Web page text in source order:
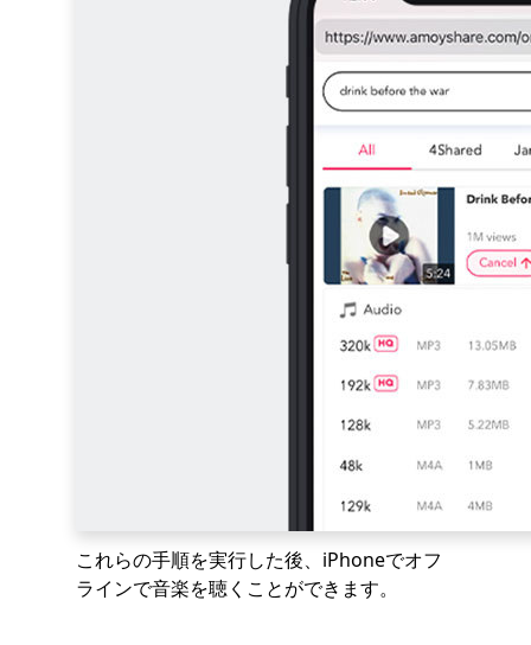
これらの手順を実行した後、iPhoneでオフ
ラインで音楽を聴くことができます。